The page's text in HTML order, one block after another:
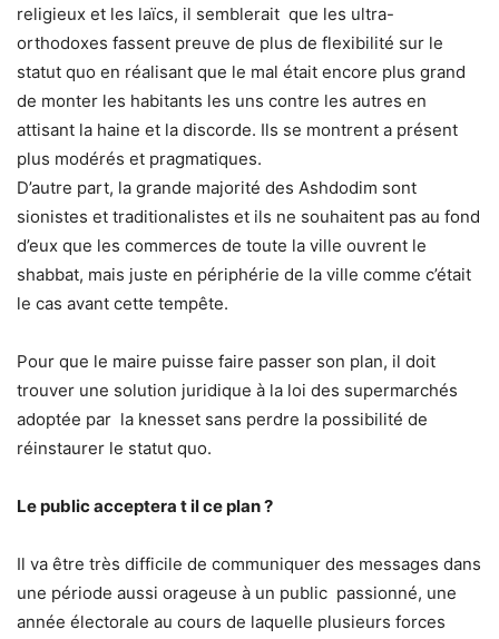
religieux et les laïcs, il semblerait que les ultra-
orthodoxes fassent preuve de plus de flexibilité sur le
statut quo en réalisant que le mal était encore plus grand
de monter les habitants les uns contre les autres en
attisant la haine et la discorde. Ils se montrent a présent
plus modérés et pragmatiques.
D’autre part, la grande majorité des Ashdodim sont
sionistes et traditionalistes et ils ne souhaitent pas au fond
d’eux que les commerces de toute la ville ouvrent le
shabbat, mais juste en périphérie de la ville comme c’était
le cas avant cette tempête.
Pour que le maire puisse faire passer son plan, il doit
trouver une solution juridique à la loi des supermarchés
adoptée par la knesset sans perdre la possibilité de
réinstaurer le statut quo.
Le public acceptera t il ce plan ?
Il va être très difficile de communiquer des messages dans
une période aussi orageuse à un public passionné, une
année électorale au cours de laquelle plusieurs forces